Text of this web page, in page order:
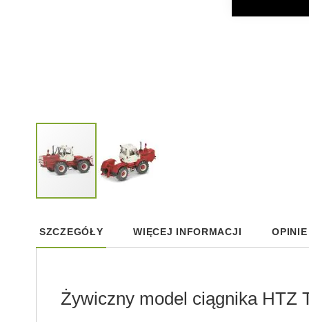
the
beginning
images
gallery
SZCZEGÓŁY
Żywiczny model ciągnika HTZ
WIĘCEJ INFORMACJI OPINIE